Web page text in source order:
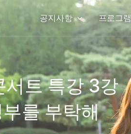
공지사항 프로그
서트 특강 3강
를 부탁해